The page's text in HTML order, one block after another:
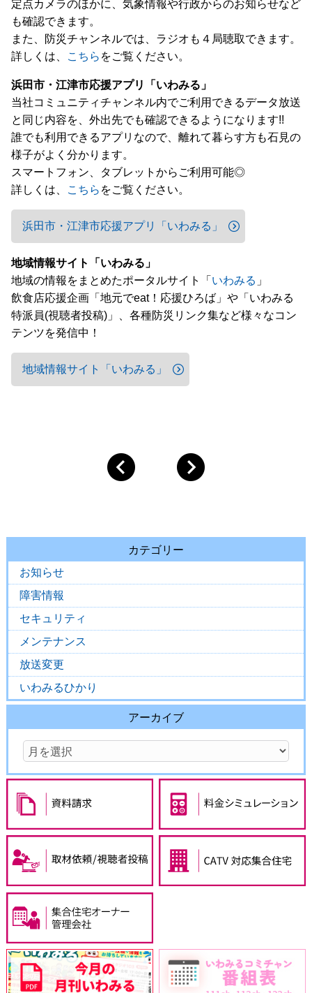
定点カメラのほかに、気象情報や行政からのお知らせなど
も確認できます。
また、防災チャンネルでは、ラジオも４局聴取できます。
詳しくは、
こちら をご覧ください。
浜田市・江津市応援アプリ「いわみる」
当社コミュニティチャンネル内でご利用できるデータ放送
と同じ内容を、外出先でも確認できるようになります!!
誰でも利用できるアプリなので、離れて暮らす方も石見の
様子がよく分かります。
スマートフォン、タブレットからご利用可能◎
詳しくは、
こちら をご覧ください。
浜田市・江津市応援アプリ「いわみる」
地域情報サイト「いわみる」
地域の情報をまとめたポータルサイト「 いわみる 」
飲食店応援企画「地元でeat！応援ひろば」や「いわみる
特派員(視聴者投稿)」、各種防災リンク集など様々なコン
テンツを発信中！
地域情報サイト「いわみる」
カテゴリー
お知らせ
障害情報
セキュリティ
メンテナンス
放送変更
いわみるひかり
アーカイブ